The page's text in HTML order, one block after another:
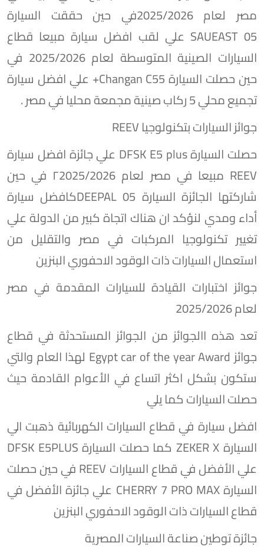
مصر لعام 2025/2026في حين حققت السيارة
SAUEAST 05 علي لقب افضل سيارة مبيعا قطاع
السيارات الصينية المتوسطة لعام 2025/2026 في
حين حصلت السيارة Changan C55+ علي افضل سيارة
تجميع محلي 5 ركاب صينية مجمعة محليا في مصر .
جوائز السيارات بتكنولوجيا REEV
حصلت السيارة DFSK E5 plus علي جائزة افضل سيارة
REEV مبيعا في مصر لعام ٢2025/2026 في حين
شاركتها الجائزة السيارة DEEPAL 05كافضل سيارة
أداء ومدي لنؤكد ان هناك اتجاة كبير من الدولة علي
تغيير تكنولوجيا المركبات في مصر والتقليل من
استعمال السيارات ذات الوقود الاحفوري البنزين
جوائز اختبارات القيادة للسيارات المقدمة في مصر
لعام 2025/2026
تعد هذه االجوائز من الجوائز المستحدثة في قطاع
جوائز Egypt car of the year Award لهذا العام والتي
ستكون بشكل اكثر اتساع في الأعوام القادمة حيث
حصلت السيارات كما يلي
افضل سيارة في قطاع السيارات الكهربائية ذهبت الي
السيارة ZEKER X كما حصلت السيارة DFSK E5PLUS
علي الأفضل في قطاع السيارات REEV في حين حصلت
السيارة CHERRY 7 PRO MAX علي جائزة الأفضل في
قطاع السيارات ذات الوقود الاحفوري البنزين
جائزة توطين صناعة السيارات المصرية